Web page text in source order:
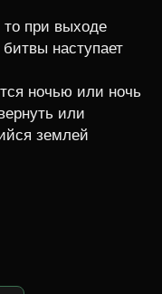
то при выходе
наступает
ночью или ночь
или
землей